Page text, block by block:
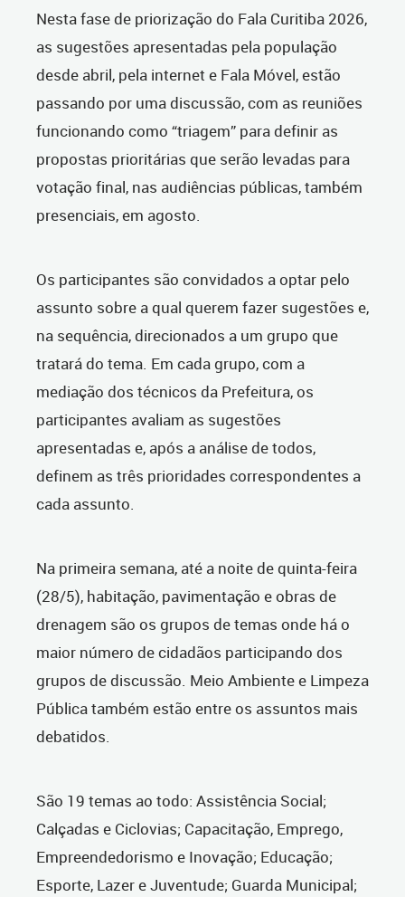
Nesta fase de priorização do Fala Curitiba 2026,
as sugestões apresentadas pela população
desde abril, pela internet e Fala Móvel, estão
passando por uma discussão, com as reuniões
funcionando como “triagem” para definir as
propostas prioritárias que serão levadas para
votação final, nas audiências públicas, também
presenciais, em agosto.
Os participantes são convidados a optar pelo
assunto sobre a qual querem fazer sugestões e,
na sequência, direcionados a um grupo que
tratará do tema. Em cada grupo, com a
mediação dos técnicos da Prefeitura, os
participantes avaliam as sugestões
apresentadas e, após a análise de todos,
definem as três prioridades correspondentes a
cada assunto.
Na primeira semana, até a noite de quinta-feira
(28/5), habitação, pavimentação e obras de
drenagem são os grupos de temas onde há o
maior número de cidadãos participando dos
grupos de discussão. Meio Ambiente e Limpeza
Pública também estão entre os assuntos mais
debatidos.
São 19 temas ao todo: Assistência Social;
Calçadas e Ciclovias; Capacitação, Emprego,
Empreendedorismo e Inovação; Educação;
Esporte, Lazer e Juventude; Guarda Municipal;